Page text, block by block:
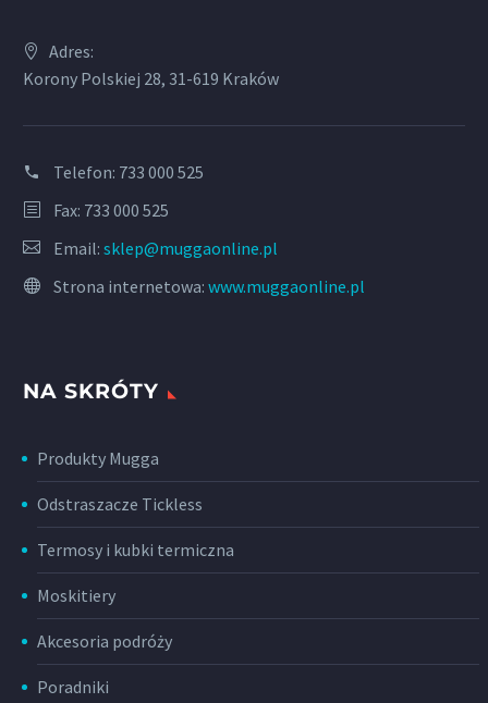
Adres:
Korony Polskiej 28, 31-619 Kraków
Telefon: 733 000 525
Fax: 733 000 525
Email: sklep@muggaonline.pl
Strona internetowa: www.muggaonline.pl
NA SKRÓTY
Produkty Mugga
Odstraszacze Tickless
Termosy i kubki termiczna
Moskitiery
Akcesoria podróży
Poradniki